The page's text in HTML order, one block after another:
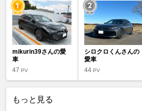
mikurin39さんの愛
車
47 PV
シロクロくんさんの
愛車
44PV
もっと見る